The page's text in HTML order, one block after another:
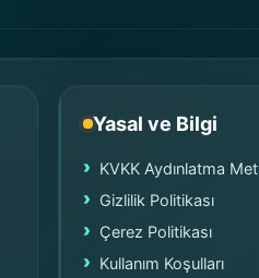
Yasal ve Bilgi
KVKK Aydınlatma
Gizlilik Politikası
Çerez Politikası
Kullanım Koşulları